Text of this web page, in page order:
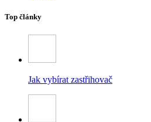
Top články
Jak vybírat zastřihovač